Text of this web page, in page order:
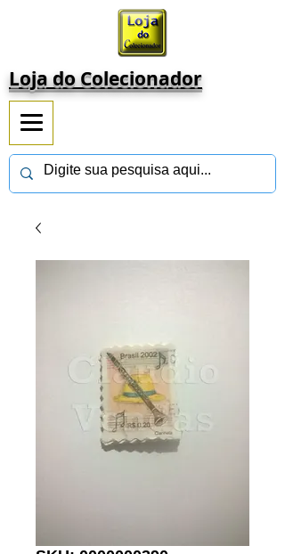
Loja do Colecionador